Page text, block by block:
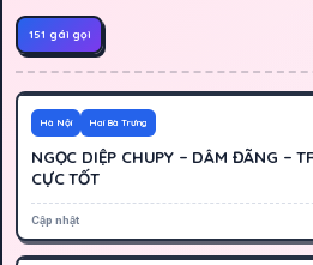
151 gái gọi
300K
Hà Nội Hai Bà Trưng
NGỌC DIỆP CHUPY – DÂM ĐÃNG –
CỰC TỐT
Cập nhật